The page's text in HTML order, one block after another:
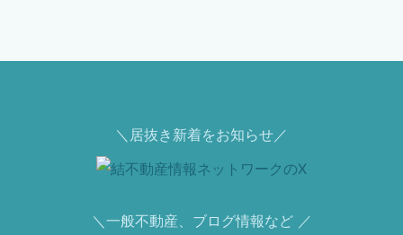
＼居抜き新着をお知らせ／
＼一般不動産、ブログ情報など ／